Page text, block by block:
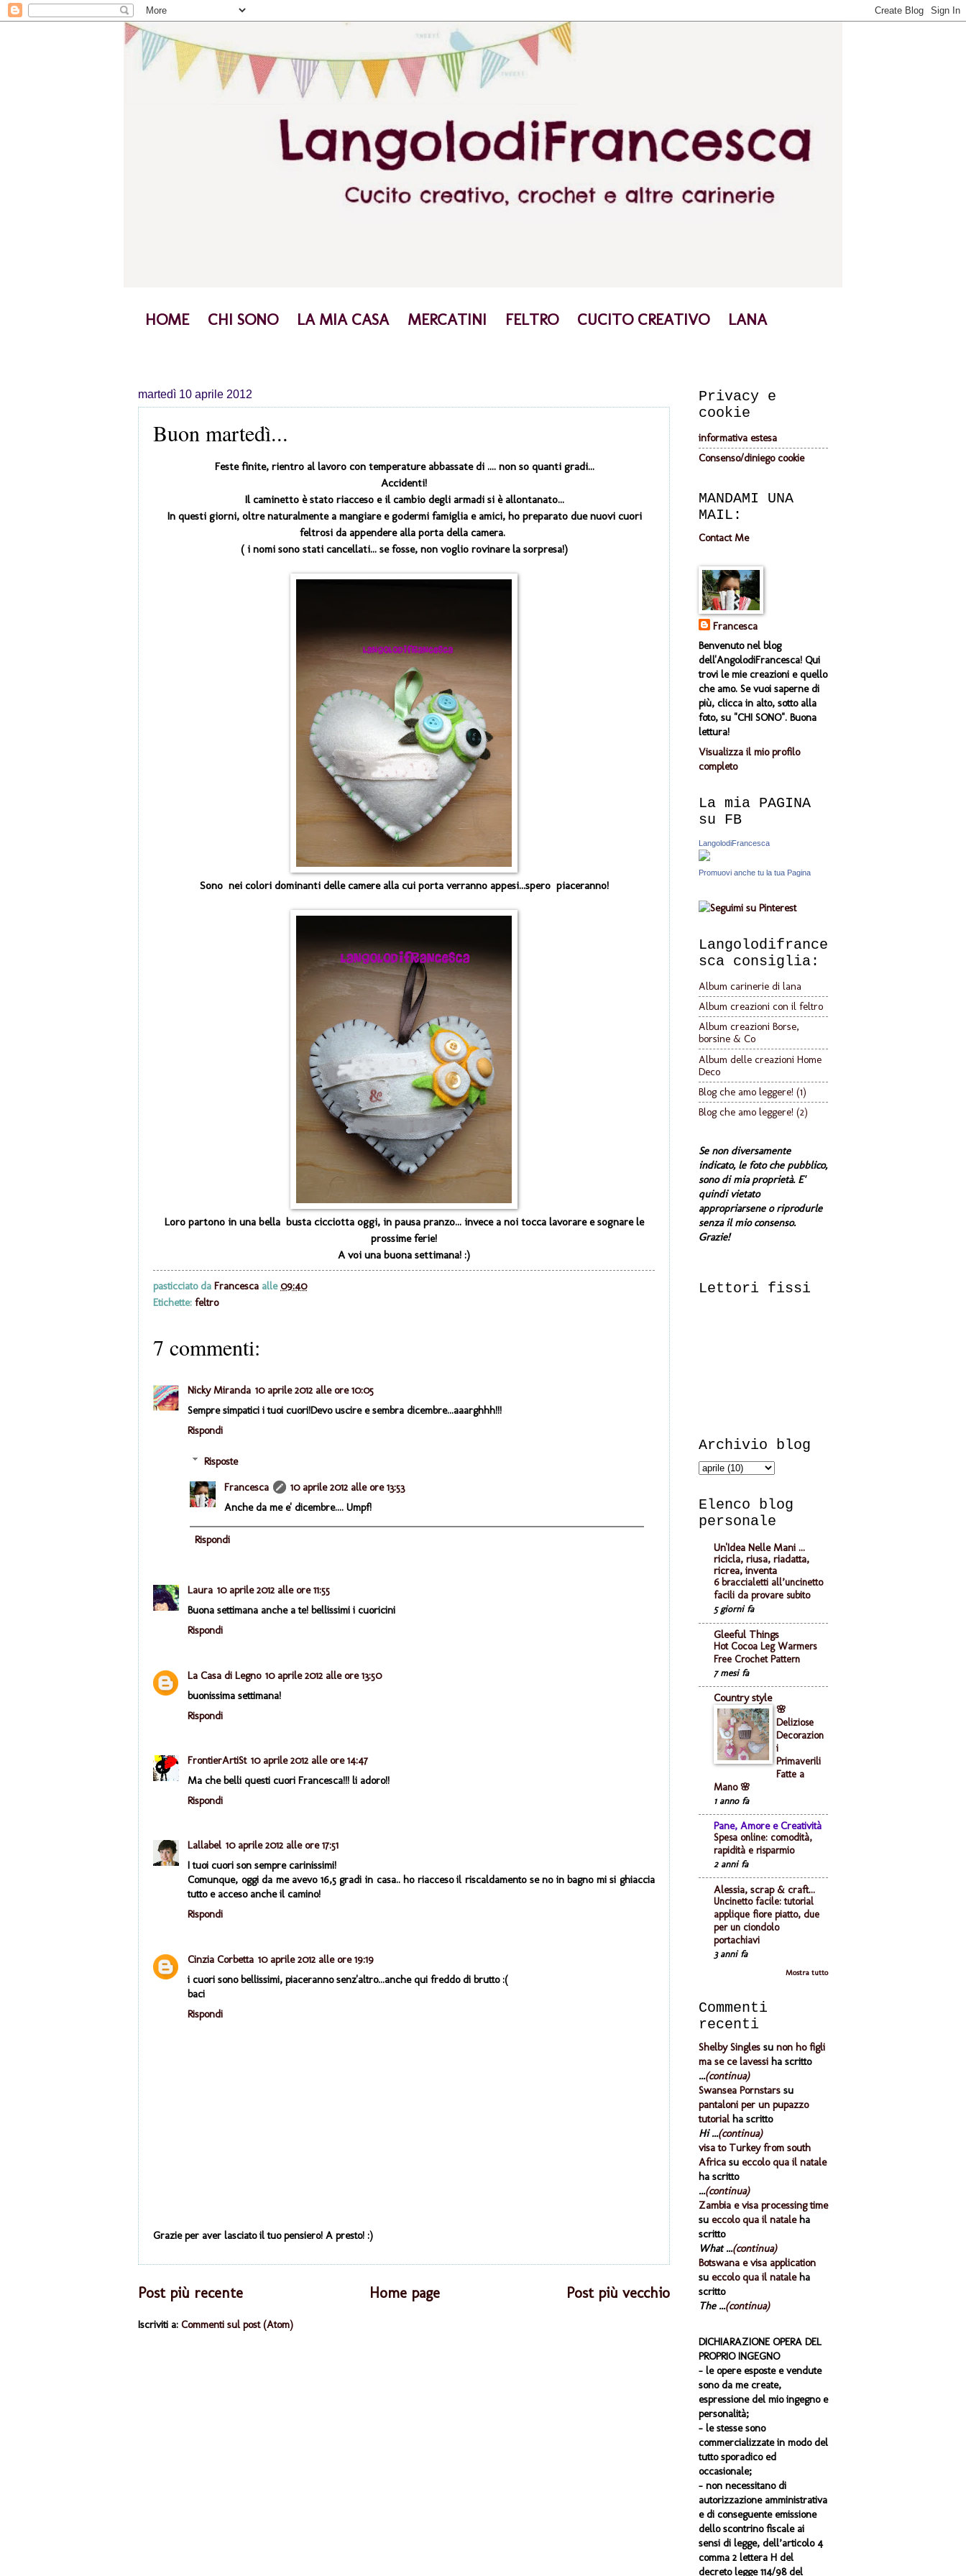
HOME CHI SONO LA MIA CASA MERCATINI FELTRO CUCITO CREATIVO LANA
martedì 10 aprile 2012
Buon martedì...
Feste finite, rientro al lavoro con temperature abbassate di .... non so quanti gradi...
Accidenti!
Il caminetto è stato riacceso e il cambio degli armadi si è allontanato...
In questi giorni, oltre naturalmente a mangiare e godermi famiglia e amici, ho preparato due nuovi cuori
feltrosi da appendere alla porta della camera.
( i nomi sono stati cancellati... se fosse, non voglio rovinare la sorpresa!)
Sono nei colori dominanti delle camere alla cui porta verranno appesi...spero piaceranno!
Loro partono in una bella busta cicciotta oggi, in pausa pranzo... invece a noi tocca lavorare e sognare le
prossime ferie!
A voi una buona settimana! :)
pasticciato da Francesca alle09:40
Etichette: feltro
7 commenti:
Nicky Miranda 10 aprile 2012 alle ore 10:05
Sempre simpatici i tuoi cuori!Devo uscire e sembra dicembre...aaarghhh!!!
Rispondi
Risposte
Francesca
10 aprile 2012 alle ore 13:53
Anche da me e' dicembre.... Umpf!
Rispondi
Laura 10 aprile 2012 alle ore 11:55
Buona settimana anche a te! bellissimi i cuoricini
Rispondi
La Casa di Legno 10 aprile 2012 alle ore 13:50
buonissima settimana!
Rispondi
FrontierArtiSt 10 aprile 2012 alle ore 14:47
Ma che belli questi cuori Francesca!!! li adoro!!
Rispondi
Lallabel 10 aprile 2012 alle ore 17:51
I tuoi cuori son sempre carinissimi!
Comunque, oggi da me avevo 16,5 gradi in casa.. ho riacceso il riscaldamento se no in bagno mi si ghiaccia
tutto e acceso anche il camino!
Rispondi
Cinzia Corbetta 10 aprile 2012 alle ore 19:19
i cuori sono bellissimi, piaceranno senz'altro...anche qui freddo di brutto :(
baci
Rispondi
Grazie per aver lasciato il tuo pensiero! A presto! :)
Post più recente Post più vecchio
Home page
Iscriviti a: Commenti sul post (Atom)
Privacy e
cookie
informativa estesa
Consenso/diniego cookie
MANDAMI UNA
MAIL:
Contact Me
Francesca
Benvenuto nel blog
dell'AngolodiFrancesca! Qui
trovi le mie creazioni e quello
che amo. Se vuoi saperne di
più, clicca in alto, sotto alla
foto, su "CHI SONO". Buona
lettura!
Visualizza il mio profilo
completo
La mia PAGINA
su FB
LangolodiFrancesca
Promuovi anche tu la tua Pagina
Langolodifrance
sca consiglia:
Album carinerie di lana
Album creazioni con il feltro
Album creazioni Borse,
borsine & Co
Album delle creazioni Home
Deco
Blog che amo leggere! (1)
Blog che amo leggere! (2)
Se non diversamente
indicato, le foto che pubblico,
sono di mia proprietà. E'
quindi vietato
appropriarsene o riprodurle
senza il mio consenso.
Grazie!
Lettori fissi
Archivio blog
Elenco blog
personale
Un'Idea Nelle Mani ...
ricicla, riusa, riadatta,
ricrea, inventa
6 braccialetti all’uncinetto
facili da provare subito
5 giorni fa
Gleeful Things
Hot Cocoa Leg Warmers
Free Crochet Pattern
7 mesi fa
Country style
🌸
Deliziose
Decorazion
i
Primaverili
Fatte a
Mano 🌸
1 anno fa
Pane, Amore e Creatività
Spesa online: comodità,
rapidità e risparmio
2 anni fa
Alessia, scrap & craft...
Uncinetto facile: tutorial
applique fiore piatto, due
per un ciondolo
portachiavi
3 anni fa
Mostra tutto
Commenti
recenti
Shelby Singles su non ho figli
ma se ce lavessi ha scritto
...(continua)
Swansea Pornstars su
pantaloni per un pupazzo
tutorialha scritto
Hi ...(continua)
visa to Turkey from south
Africa su eccolo qua il natale
ha scritto
...(continua)
Zambia e visa processing time
su eccolo qua il nataleha
scritto
What ...(continua)
Botswana e visa application
su eccolo qua il nataleha
scritto
The ...(continua)
DICHIARAZIONE OPERA DEL
PROPRIO INGEGNO
- le opere esposte e vendute
sono da me create,
espressione del mio ingegno e
personalità;
- le stesse sono
commercializzate in modo del
tutto sporadico ed
occasionale;
- non necessitano di
autorizzazione amministrativa
e di conseguente emissione
dello scontrino fiscale ai
sensi di legge, dell’articolo 4
comma 2 lettera H del
decreto legge 114/98 del